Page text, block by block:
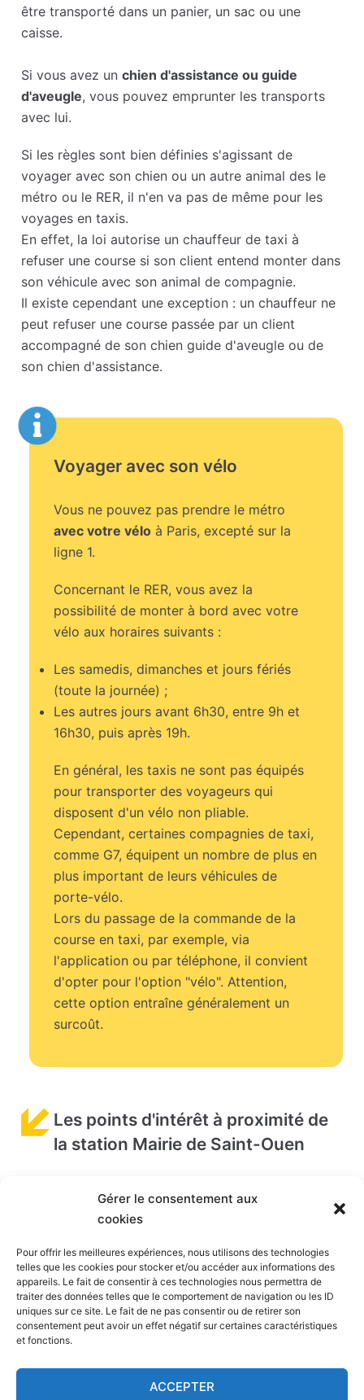
Gérer le consentement aux
cookies
Pour offrir les meilleures expériences, nous utilisons des technologies
telles que les cookies pour stocker et/ou accéder aux informations des
appareils. Le fait de consentir à ces technologies nous permettra de
traiter des données telles que le comportement de navigation ou les ID
uniques sur ce site. Le fait de ne pas consentir ou de retirer son
consentement peut avoir un effet négatif sur certaines caractéristiques
et fonctions.
ACCEPTER
être transporté dans un panier, un sac ou une
caisse.
Si vous avez unchien d'assistance ou guide
d'aveugle, vous pouvez emprunter les transports
avec lui.
Si les règles sont bien définies s'agissant de
voyager avec son chien ou un autre animal des le
métro ou le RER, il n'en va pas de même pour les
voyages en taxis.
En effet, la loi autorise un chauffeur de taxi à
refuser une course si son client entend monter dans
son véhicule avec son animal de compagnie.
Il existe cependant une exception : un chauffeur ne
peut refuser une course passée par un client
accompagné de son chien guide d'aveugle ou de
son chien d'assistance.
Voyager avec son vélo
Vous ne pouvez pas prendre le métro
avec votre vélo à Paris, excepté sur la
ligne 1.
Concernant le RER, vous avez la
possibilité de monter à bord avec votre
vélo aux horaires suivants :
Les samedis, dimanches et jours fériés
(toute la journée) ;
Les autres jours avant 6h30, entre 9h et
16h30, puis après 19h.
En général, les taxis ne sont pas équipés
pour transporter des voyageurs qui
disposent d'un vélo non pliable.
Cependant, certaines compagnies de taxi,
comme G7, équipent un nombre de plus en
plus important de leurs véhicules de
porte-vélo.
Lors du passage de la commande de la
course en taxi, par exemple, via
l'application ou par téléphone, il convient
d'opter pour l'option "vélo". Attention,
cette option entraîne généralement un
surcoût.
Les points d'intérêt à proximité de
la station Mairie de Saint-Ouen
Vous souhaitez connaître lespoints d'intéret
situés
près de la station Mairie de Saint-Ouen ? Ils sont
listés ci-dessous. Vous pouvez cliquez sur les liens
pour en savoir plus.
Stade du Dr Bauer(520 m) - Stade
Stade de France(930 m) - Stade
Trianon(2,1 km) - Salle de spectacle
Divan du monde – madame Arthur